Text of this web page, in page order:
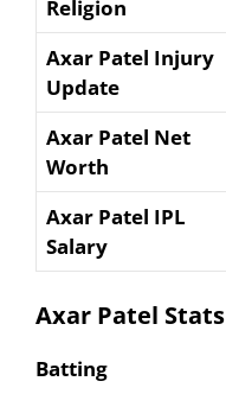
Religion
Axar Patel Injury
Update
Axar Patel Net
Worth
Axar Patel IPL
Salary
Axar Patel Stats
Batting